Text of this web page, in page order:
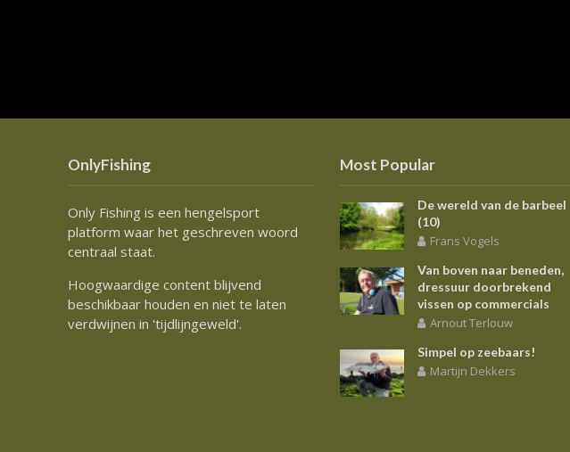
OnlyFishing
Only Fishing is een hengelsport
platform waar het geschreven woord
centraal staat.
Hoogwaardige content blijvend
beschikbaar houden en niet te laten
verdwijnen in 'tijdlijngeweld'.
Most Popular
De wereld van de barbeel
(10)
Frans Vogels
Van boven naar beneden,
dressuur doorbrekend
vissen op commercials
Arnout Terlouw
Simpel op zeebaars!
Martijn Dekkers